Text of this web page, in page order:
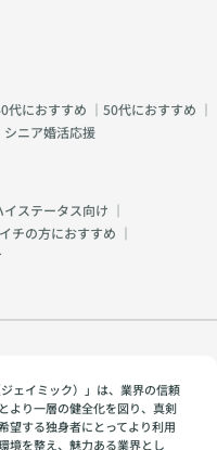
代におすすめ ｜ 50代におすすめ ｜
シニア婚活応援
イステータス向け ｜
チの方におすすめ ｜
ジェイミック）」は、業界の信頼
より一層の健全化を図り、真剣
望する独身者にとってより利用
境を整え、魅力ある業界とし